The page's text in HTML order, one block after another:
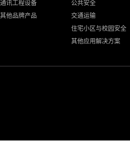
通讯工程设备
其他品牌产品
公共安全
交通运输
住宅小区与校园安全
其他应用解决方案